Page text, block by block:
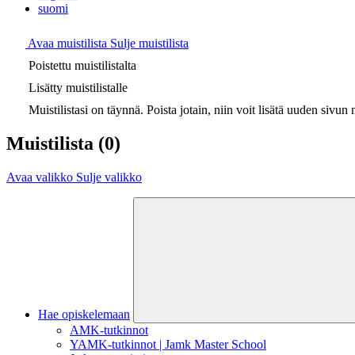
suomi
Avaa muistilista Sulje muistilista
Poistettu muistilistalta
Lisätty muistilistalle
Muistilistasi on täynnä. Poista jotain, niin voit lisätä uuden sivun
Muistilista (0)
Avaa valikko Sulje valikko
Hae opiskelemaan
AMK-tutkinnot
YAMK-tutkinnot | Jamk Master School